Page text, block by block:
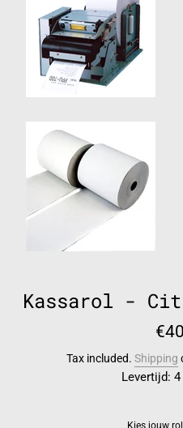
Kassarol -
Tax included. Shipping
Levertijd:
Kies jouw rol